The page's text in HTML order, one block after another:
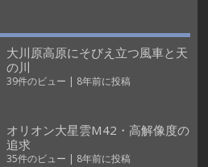
大川原高原にそびえ立つ風車と天
の川
39件のビュー | 8年前に投稿
オリオン大星雲M42・高解像度の
追求
35件のビュー 8年前に投稿